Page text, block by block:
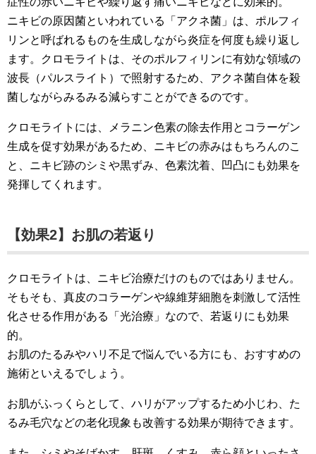
ニキビの原因菌といわれている「アクネ菌」は、ポルフィ
リンと呼ばれるものを生成しながら炎症を何度も繰り返し
ます。クロモライトは、そのポルフィリンに有効な領域の
波長（パルスライト）で照射するため、アクネ菌自体を殺
菌しながらみるみる減らすことができるのです。
クロモライトには、メラニン色素の除去作用とコラーゲン
生成を促す効果があるため、ニキビの赤みはもちろんのこ
と、ニキビ跡のシミや黒ずみ、色素沈着、凹凸にも効果を
発揮してくれます。
【効果2】お肌の若返り
クロモライトは、ニキビ治療だけのものではありません。
そもそも、真皮のコラーゲンや線維芽細胞を刺激して活性
化させる作用がある「光治療」なので、若返りにも効果
的。
お肌のたるみやハリ不足で悩んでいる方にも、おすすめの
施術といえるでしょう。
お肌がふっくらとして、ハリがアップするため小じわ、た
るみ毛穴などの老化現象も改善する効果が期待できます。